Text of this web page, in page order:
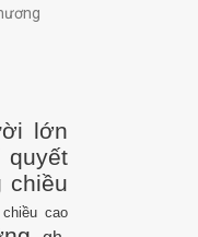
lớn
quyết
chiều
chiều cao